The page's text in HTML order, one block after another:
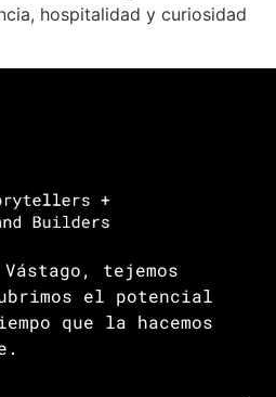
hospitalidad y curiosidad
Vástago, tejemos
el potencial
que la hacemos